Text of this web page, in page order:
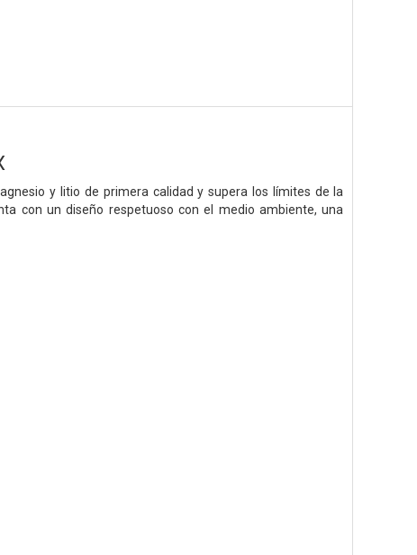
y litio de primera calidad y supera los límites de la
con un diseño respetuoso con el medio ambiente, una